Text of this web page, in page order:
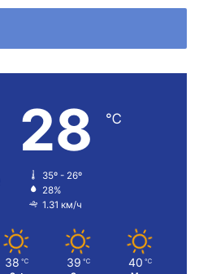
28 ℃
35º - 26º
28%
1.31 км/ч
38 ℃ 39 ℃ 40 ℃